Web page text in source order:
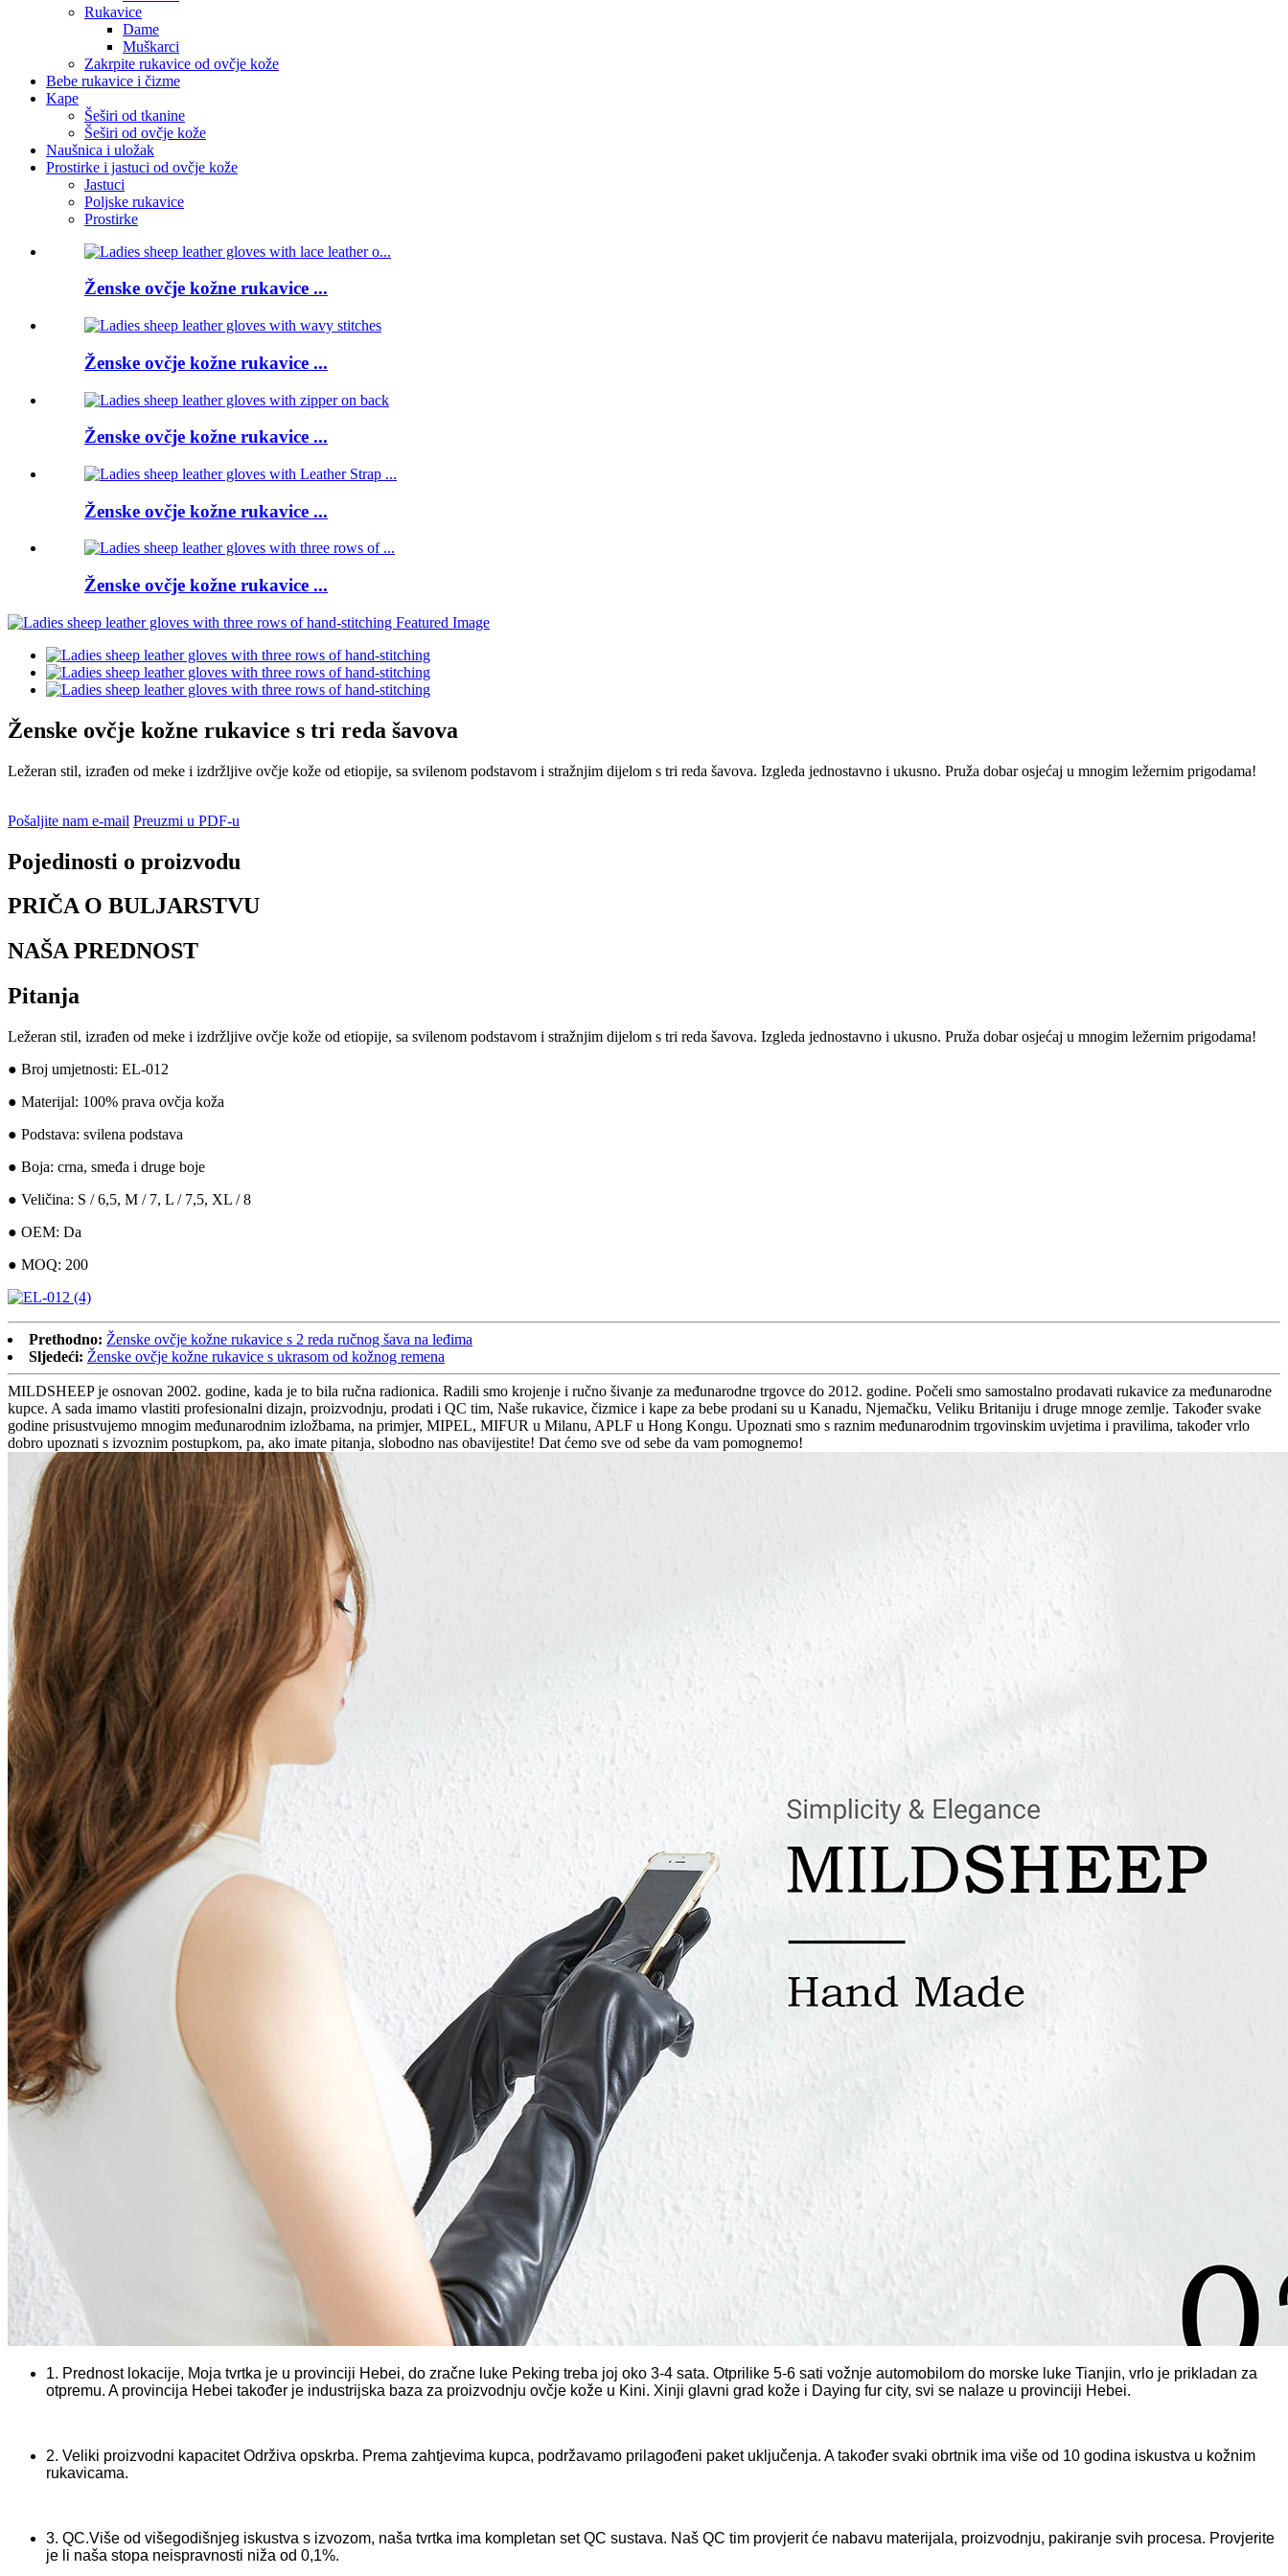
Rukavice
Dame
Muškarci
Zakrpite rukavice od ovčje kože
Bebe rukavice i čizme
Kape
Šeširi od tkanine
Šeširi od ovčje kože
Naušnica i uložak
Prostirke i jastuci od ovčje kože
Jastuci
Poljske rukavice
Prostirke
Ženske ovčje kožne rukavice ...
Ženske ovčje kožne rukavice ...
Ženske ovčje kožne rukavice ...
Ženske ovčje kožne rukavice ...
Ženske ovčje kožne rukavice ...
Ženske ovčje kožne rukavice s tri reda šavova
Ležeran stil, izrađen od meke i izdržljive ovčje kože od etiopije, sa svilenom podstavom i stražnjim dijelom s tri reda šavova. Izgleda jednostavno i ukusno. Pruža dobar osjećaj u mnogim ležernim prigodama!
Pošaljite nam e-mail Preuzmi u PDF-u
Pojedinosti o proizvodu
PRIČA O BULJARSTVU
NAŠA PREDNOST
Pitanja
Ležeran stil, izrađen od meke i izdržljive ovčje kože od etiopije, sa svilenom podstavom i stražnjim dijelom s tri reda šavova. Izgleda jednostavno i ukusno. Pruža dobar osjećaj u mnogim ležernim prigodama!
● Broj umjetnosti: EL-012
● Materijal: 100% prava ovčja koža
● Podstava: svilena podstava
● Boja: crna, smeđa i druge boje
● Veličina: S / 6,5, M / 7, L / 7,5, XL / 8
● OEM: Da
● MOQ: 200
Prethodno: Ženske ovčje kožne rukavice s 2 reda ručnog šava na leđima
Sljedeći: Ženske ovčje kožne rukavice s ukrasom od kožnog remena
MILDSHEEP je osnovan 2002. godine, kada je to bila ručna radionica. Radili smo krojenje i ručno šivanje za međunarodne trgovce do 2012. godine. Počeli smo samostalno prodavati rukavice za međunarodne
kupce. A sada imamo vlastiti profesionalni dizajn, proizvodnju, prodati i QC tim, Naše rukavice, čizmice i kape za bebe prodani su u Kanadu, Njemačku, Veliku Britaniju i druge mnoge zemlje. Također svake
godine prisustvujemo mnogim međunarodnim izložbama, na primjer, MIPEL, MIFUR u Milanu, APLF u Hong Kongu. Upoznati smo s raznim međunarodnim trgovinskim uvjetima i pravilima, također vrlo
dobro upoznati s izvoznim postupkom, pa, ako imate pitanja, slobodno nas obavijestite! Dat ćemo sve od sebe da vam pomognemo!
1. Prednost lokacije, Moja tvrtka je u provinciji Hebei, do zračne luke Peking treba joj oko 3-4 sata. Otprilike 5-6 sati vožnje automobilom do morske luke Tianjin, vrlo je prikladan za
otpremu. A provincija Hebei također je industrijska baza za proizvodnju ovčje kože u Kini. Xinji glavni grad kože i Daying fur city, svi se nalaze u provinciji Hebei.
2. Veliki proizvodni kapacitet Održiva opskrba. Prema zahtjevima kupca, podržavamo prilagođeni paket uključenja. A također svaki obrtnik ima više od 10 godina iskustva u kožnim
rukavicama.
3. QC.Više od višegodišnjeg iskustva s izvozom, naša tvrtka ima kompletan set QC sustava. Naš QC tim provjerit će nabavu materijala, proizvodnju, pakiranje svih procesa. Provjerite
je li naša stopa neispravnosti niža od 0,1%.